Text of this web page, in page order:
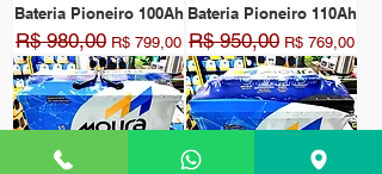
Bateria Pioneiro 100Ah
Preço normal
R$ 980,00 Preço promocional
R$ 799,00
Bateria Pioneiro 110Ah
Preço normal
R$ 950,00 Preço
R$ 769,00